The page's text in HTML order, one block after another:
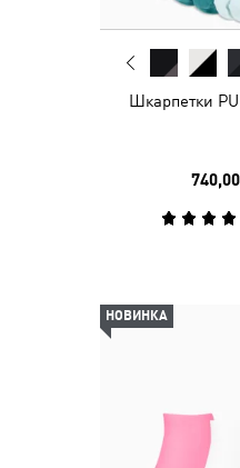
Шкарпетки
НОВИНКА